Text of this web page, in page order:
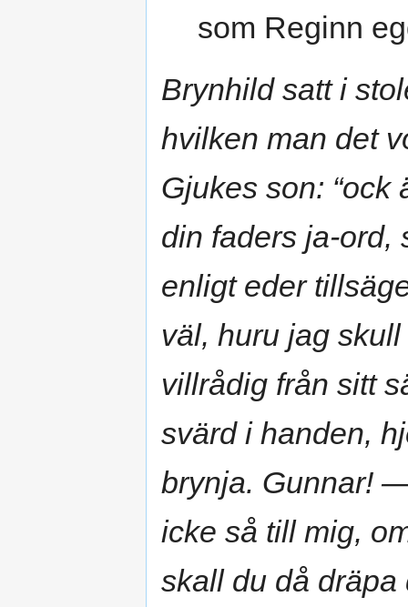
som Reginn
Brynhild satt i
hvilken man det
Gjukes son: “ock
din faders ja-ord,
enligt eder
väl, huru jag
villrådig från sitt
svärd i handen,
brynja. Gunnar!
icke så till mig,
skall du då dräpa